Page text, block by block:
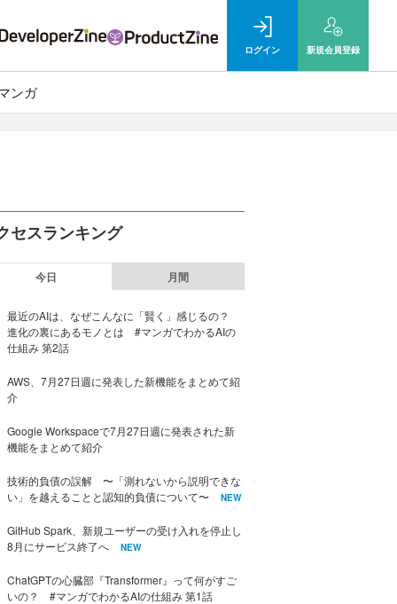
ログイン 新規会員登録
ンガ
セスランキング
今日 月間
最近のAIは、なぜこんなに「賢く」感じるの？
進化の裏にあるモノとは #マンガでわかるAIの
仕組み 第2話
AWS、7月27日週に発表した新機能をまとめて紹
介
Google Workspaceで7月27日週に発表された新
機能をまとめて紹介
技術的負債の誤解 〜「測れないから説明できな
い」を越えることと認知的負債について〜
NEW
GitHub Spark、新規ユーザーの受け入れを停止し
8月にサービス終了へ
NEW
ChatGPTの心臓部『Transformer』って何がすご
いの？ #マンガでわかるAIの仕組み 第1話